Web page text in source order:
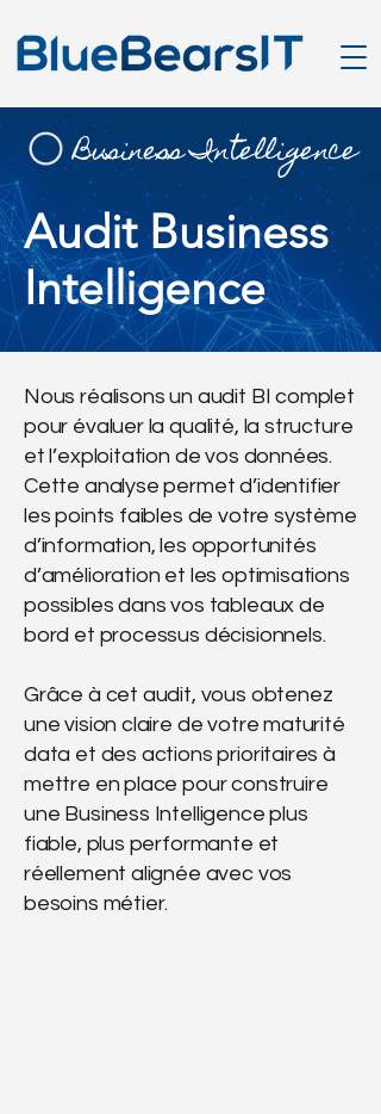
Business Intelligence
Audit Business
Intelligence
Nous réalisons un audit BI complet
pour évaluer la qualité, la structure
et l’exploitation de vos données.
Cette analyse permet d’identifier
les points faibles de votre système
d’information, les opportunités
d’amélioration et les optimisations
possibles dans vos tableaux de
bord et processus décisionnels.
Grâce à cet audit, vous obtenez
une vision claire de votre maturité
data et des actions prioritaires à
mettre en place pour construire
une Business Intelligence plus
fiable, plus performante et
réellement alignée avec vos
besoins métier.